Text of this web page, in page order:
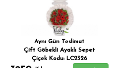
Aynı Gün Teslimat
Çift Göbekli Ayaklı Sepet
Çiçek Kodu: LC2326